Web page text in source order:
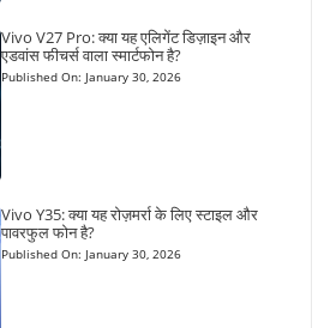
Vivo V27 Pro: क्या यह एलिगेंट डिज़ाइन और
एडवांस फीचर्स वाला स्मार्टफोन है?
Published On: January 30, 2026
Vivo Y35: क्या यह रोज़मर्रा के लिए स्टाइल और
पावरफुल फोन है?
Published On: January 30, 2026